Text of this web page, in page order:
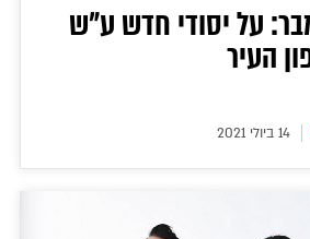
על יסודי חדש ע"ש
העיר
14 ביולי 2021